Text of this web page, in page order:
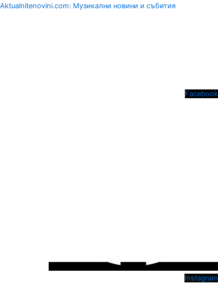
Aktualnitenovini.com: Музикални новини и събития
Facebook
Instagram
Menu